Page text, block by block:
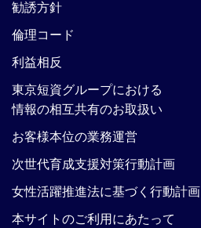
勧誘方針
倫理コード
利益相反
東京短資グループにおける
情報の相互共有のお取扱い
お客様本位の業務運営
次世代育成支援対策行動計画
女性活躍推進法に基づく行動計画
本サイトのご利用にあたって